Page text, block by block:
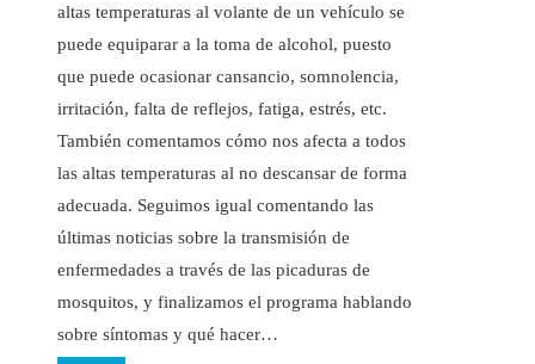
altas temperaturas al volante de un vehículo se
puede equiparar a la toma de alcohol, puesto
que puede ocasionar cansancio, somnolencia,
irritación, falta de reflejos, fatiga, estrés, etc.
También comentamos cómo nos afecta a todos
las altas temperaturas al no descansar de forma
adecuada. Seguimos igual comentando las
últimas noticias sobre la transmisión de
enfermedades a través de las picaduras de
mosquitos, y finalizamos el programa hablando
sobre síntomas y qué hacer…